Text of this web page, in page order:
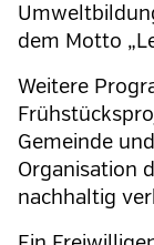
dem Motto
Weitere
Gemeinde
Organisation
nachhaltig